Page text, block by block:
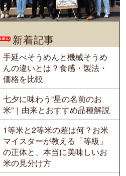
新着記事
手延べそうめんと機械そうめ
んの違いとは？食感・製法・
価格を比較
七夕に味わう“星の名前のお
米”｜由来とおすすめ品種解説
1等米と2等米の差は何？お米
マイスターが教える「等級」
の正体と、本当に美味しいお
米の見分け方